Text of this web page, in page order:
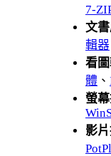
7-
文書
輯器
看圖
體 、
螢幕
影片